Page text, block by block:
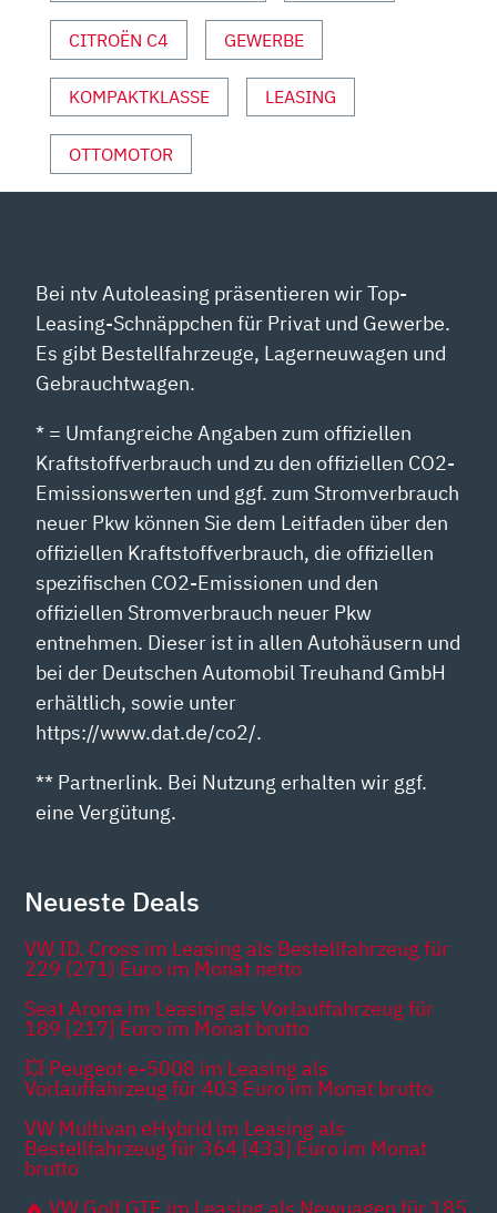
FEEL
PACK)“
YOUTUBE
ANZEIGEN
CITROËN C4 GEWERBE
KOMPAKTKLASSE LEASING
OTTOMOTOR
Bei ntv Autoleasing präsentieren wir Top-
Leasing-Schnäppchen für Privat und Gewerbe.
Es gibt Bestellfahrzeuge, Lagerneuwagen und
Gebrauchtwagen.
* = Umfangreiche Angaben zum offiziellen
Kraftstoffverbrauch und zu den offiziellen CO2-
Emissionswerten und ggf. zum Stromverbrauch
neuer Pkw können Sie dem Leitfaden über den
offiziellen Kraftstoffverbrauch, die offiziellen
spezifischen CO2-Emissionen und den
offiziellen Stromverbrauch neuer Pkw
entnehmen. Dieser ist in allen Autohäusern und
bei der Deutschen Automobil Treuhand GmbH
erhältlich, sowie unter
https://www.dat.de/co2/.
** Partnerlink. Bei Nutzung erhalten wir ggf.
eine Vergütung.
Neueste Deals
VW ID. Cross im Leasing als Bestellfahrzeug für
229 (271) Euro im Monat netto
Seat Arona im Leasing als Vorlauffahrzeug für
189 [217] Euro im Monat brutto
💥 Peugeot e-5008 im Leasing als
Vorlauffahrzeug für 403 Euro im Monat brutto
VW Multivan eHybrid im Leasing als
Bestellfahrzeug für 364 [433] Euro im Monat
brutto
🔥 VW Golf GTE im Leasing als Newuagen für 185